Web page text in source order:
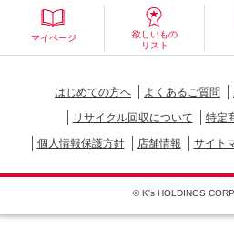
マイページ
欲しいもの
リスト
はじめての方へ よくあるご質問
リサイクル回収について
特定
個人情報保護方針
店舗情報 サイト
© K's HOLDINGS